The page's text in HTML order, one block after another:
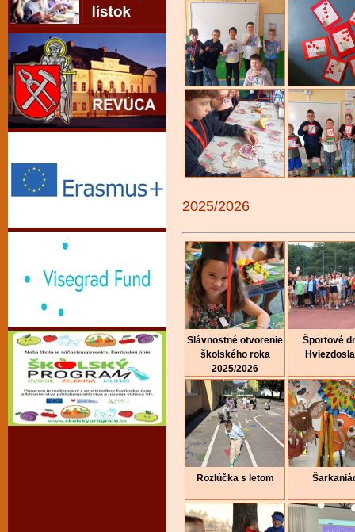
2025/2026
Slávnostné otvorenie
školského roka
2025/2026
Športové
Rozlúčka s letom